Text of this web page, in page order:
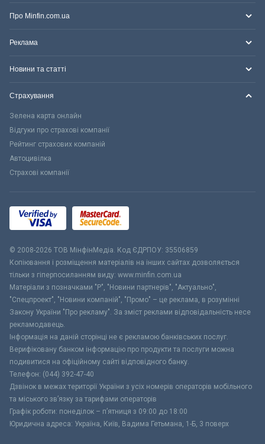
Про Minfin.com.ua
Реклама
Новини та статті
Страхування
Зелена карта онлайн
Відгуки про страхові компанії
Рейтинг страхових компаній
Автоцивілка
Страхові компанії
© 2008-2026 ТОВ МiнфiнМедiа. Код ЄДРПОУ: 35506859
Копіювання і розміщення матеріалів на інших сайтах дозволяється
тільки з гіперпосиланням виду: www.minfin.com.ua
Матеріали з позначками "Р", "Новини партнерів", "Актуально",
"Спецпроект", "Новини компаній", "Промо" – це реклама, в розумінні
Закону України "Про рекламу". За зміст реклами відповідальність несе
рекламодавець.
Інформація на даній сторінці не є рекламою банківських послуг.
Верифіковану банком інформацію про продукти та послуги можна
подивитися на офіційному сайті відповідного банку.
Телефон: (044) 392-47-40
Дзвінок в межах території України з усіх номерів операторів мобільного
та міського зв’язку за тарифами операторів
Графік роботи: понеділок – п’ятниця з 09:00 до 18:00
Юридична адреса: Україна, Київ, Вадима Гетьмана, 1-Б, 3 поверх